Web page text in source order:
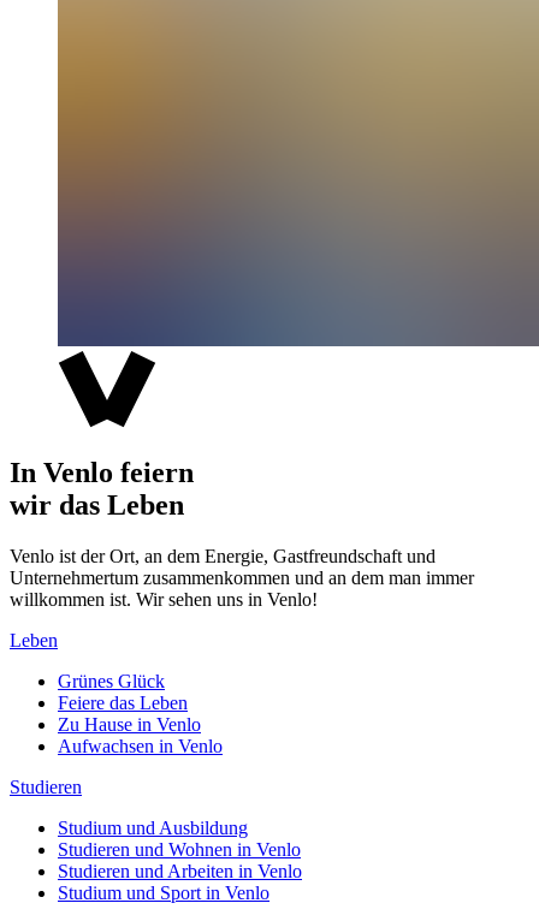
In Venlo feiern
wir das Leben
Venlo ist der Ort, an dem Energie, Gastfreundschaft und
Unternehmertum zusammenkommen und an dem man immer
willkommen ist. Wir sehen uns in Venlo!
Leben
Grünes Glück
Feiere das Leben
Zu Hause in Venlo
Aufwachsen in Venlo
Studieren
Studium und Ausbildung
Studieren und Wohnen in Venlo
Studieren und Arbeiten in Venlo
Studium und Sport in Venlo